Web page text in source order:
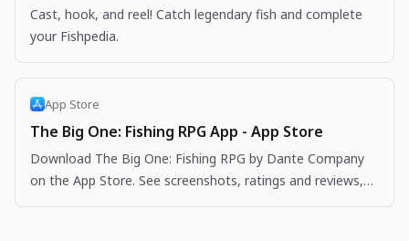
Cast, hook, and reel! Catch legendary fish and complete
your Fishpedia.
App Store
The Big One: Fishing RPG App - App Store
Download The Big One: Fishing RPG by Dante Company
on the App Store. See screenshots, ratings and reviews,